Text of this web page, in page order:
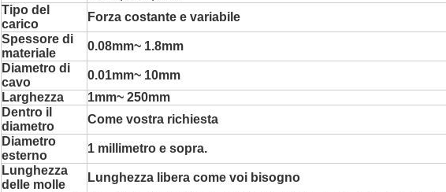
Tipo del
carico
Forza costante e variabile
Spessore di
materiale
0.08mm~ 1.8mm
Diametro di
cavo
0.01mm~ 10mm
Larghezza
1mm~ 250mm
Dentro il
diametro
Come vostra richiesta
Diametro
esterno
1 millimetro e sopra.
Lunghezza
delle molle
Lunghezza libera come voi bisogno